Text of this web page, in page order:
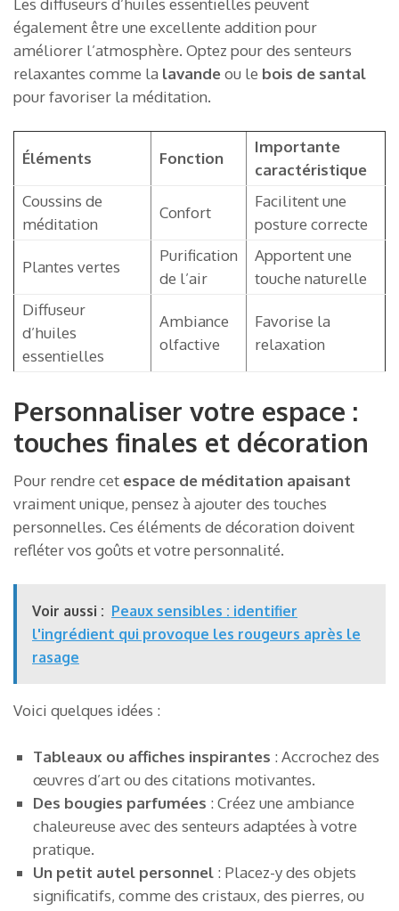
Les diffuseurs d’huiles essentielles peuvent
également être une excellente addition pour
améliorer l’atmosphère. Optez pour des senteurs
relaxantes comme la lavandeou le bois de santal
pour favoriser la méditation.
Éléments Fonction
Importante
caractéristique
Coussins de
méditation
Confort
Facilitent une
posture correcte
Plantes vertes
Purification
de l’air
Apportent une
touche naturelle
Diffuseur
d’huiles
essentielles
Ambiance
olfactive
Favorise la
relaxation
Personnaliser votre espace :
touches finales et décoration
Pour rendre cet espace de méditation apaisant
vraiment unique, pensez à ajouter des touches
personnelles. Ces éléments de décoration doivent
refléter vos goûts et votre personnalité.
Voir aussi : Peaux sensibles : identifier
l'ingrédient qui provoque les rougeurs après le
rasage
Voici quelques idées :
Tableaux ou affiches inspirantes : Accrochez des
œuvres d’art ou des citations motivantes.
Des bougies parfumées : Créez une ambiance
chaleureuse avec des senteurs adaptées à votre
pratique.
Un petit autel personnel : Placez-y des objets
significatifs, comme des cristaux, des pierres, ou